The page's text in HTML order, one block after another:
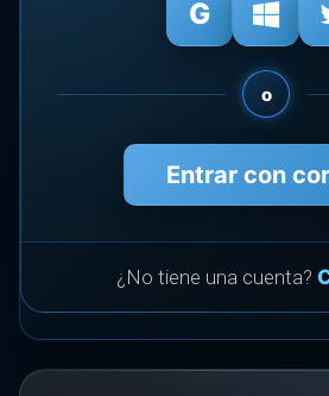
o
Entrar con
¿No tiene una cuenta?